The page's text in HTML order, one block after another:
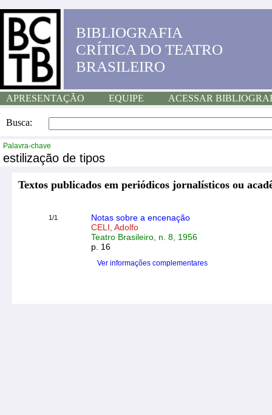
BIBLIOGRAFIA
CRÍTICA DO TEATRO
BRASILEIRO
APRESENTAÇÃO EQUIPE ACESSAR
Busca:
Palavra-chave
estilização de tipos
Textos publicados em periódicos jornalísticos ou
1/1
Notas sobre a encenação
CELI, Adolfo
Teatro Brasileiro, n. 8, 1956
p. 16
Ver informações complementares